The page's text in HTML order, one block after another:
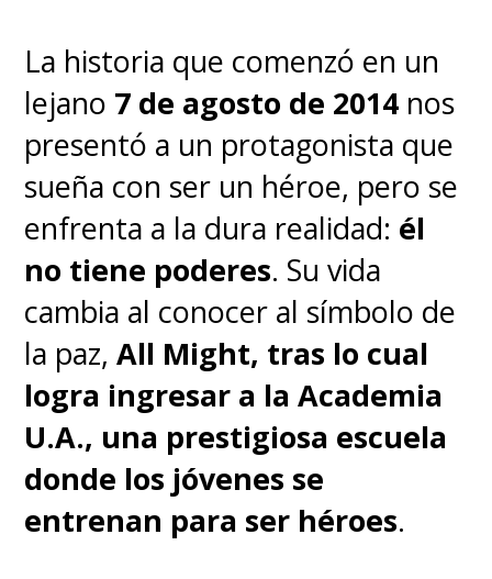
encuentra activa enel sitio de
Acción Cómics, costando11.990
pesos. Tambiénestará a la venta
en las tiendas Shazam Comics
en octubre.
La historia que comenzó en un
lejano 7 de agosto de 2014 nos
presentó a un protagonista que
sueña con ser un héroe, pero se
enfrenta a la dura realidad: él
no tiene poderes. Su vida
cambia al conocer al símbolo de
la paz, All Might, tras lo cual
logra ingresar a la Academia
U.A., una prestigiosa escuela
donde los jóvenes se
entrenan para ser héroes.